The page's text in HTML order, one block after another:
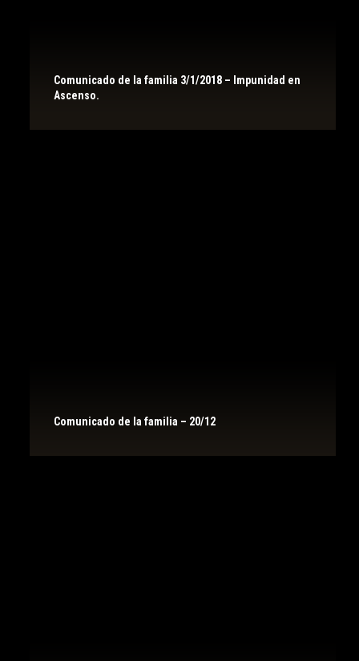
Comunicado de la familia 3/1/2018 – Impunidad en
Ascenso.
Comunicado de la familia – 20/12